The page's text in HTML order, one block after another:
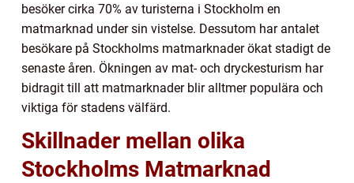
besöker cirka 70% av turisterna i Stockholm en
matmarknad under sin vistelse. Dessutom har antalet
besökare på Stockholms matmarknader ökat stadigt de
senaste åren. Ökningen av mat- och dryckesturism har
bidragit till att matmarknader blir alltmer populära och
viktiga för stadens välfärd.
Skillnader mellan olika
Stockholms Matmarknad